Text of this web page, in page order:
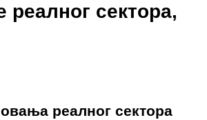
сектора,
реалног сектора